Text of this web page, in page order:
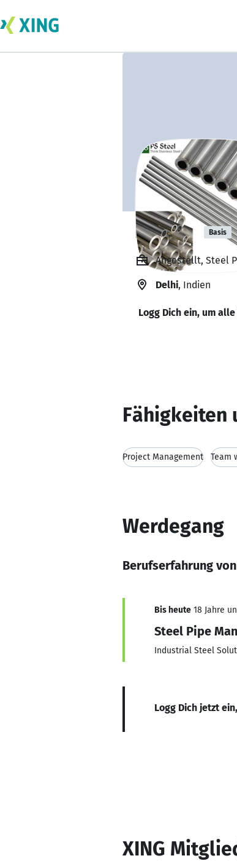
PS Steel Basis
Angestellt, Steel
Delhi, Indien
Logg Dich ein, um
Fähigkeiten
Project Management Team
Werdegang
Berufserfahrung
Bis heute 18 Jahre
Steel Pipe
Industrial Steel
Logg Dich jetzt
XING